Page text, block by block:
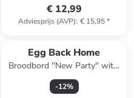
€ 12,99
Adviesprijs (AVP): € 15,95*
Egg Back Home
Broodbord ''New Party'' wit -
Ø 17 cm
-12%